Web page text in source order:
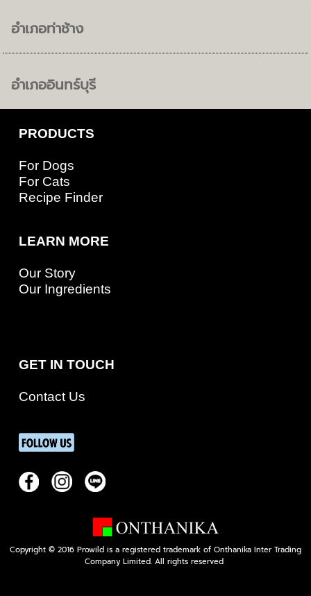
อำเภอท่าช้าง
อำเภออินทร์บุรี
PRODUCTS
For Dogs
For Cats
Recipe Finder
LEARN MORE
Our Story
Our Ingredients
GET IN TOUCH
Contact Us
Copyright © 2016 Prowild is a registered trademark of Onthanika Inter Trading
Company Limited. All rights reserved